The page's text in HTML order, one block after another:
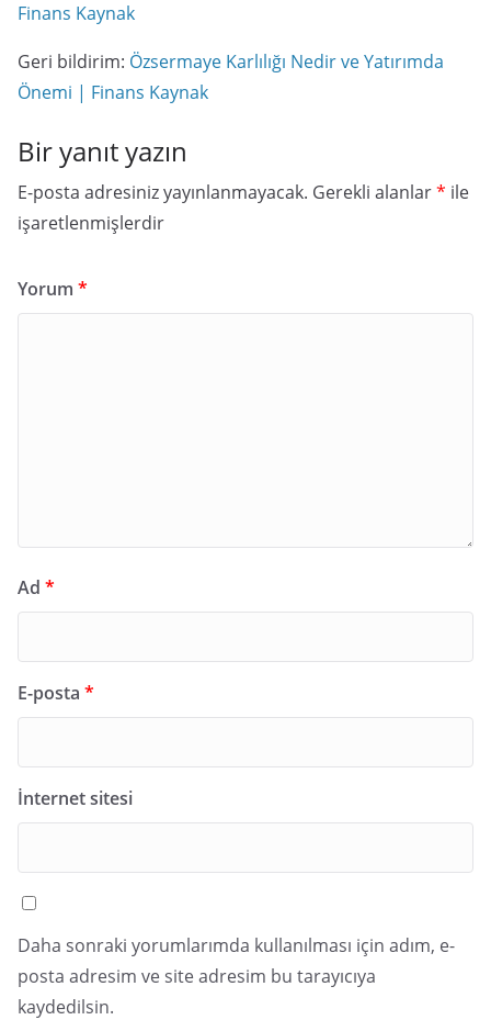
Finans Kaynak
Geri bildirim: Özsermaye Karlılığı Nedir ve Yatırımda
Önemi | Finans Kaynak
Bir yanıt yazın
E-posta adresiniz yayınlanmayacak. Gerekli alanlar* ile
işaretlenmişlerdir
Yorum *
Ad *
E-posta *
İnternet sitesi
Daha sonraki yorumlarımda kullanılması için adım, e-
posta adresim ve site adresim bu tarayıcıya
kaydedilsin.